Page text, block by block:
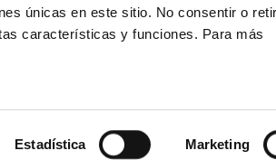
únicas en este sitio. No consentir o
características y funciones. Para más
Estadística Marketing